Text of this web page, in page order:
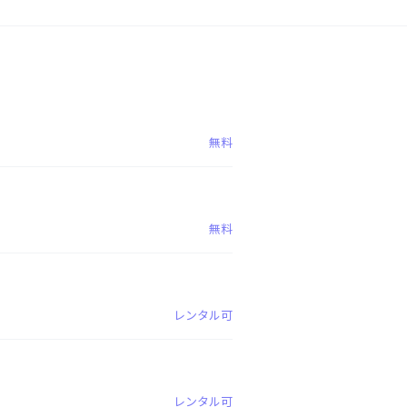
無料
無料
レンタル可
レンタル可